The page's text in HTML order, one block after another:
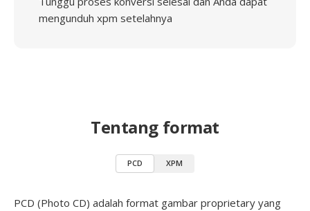
mengunduh xpm setelahnya
Tentang format
PCD XPM
PCD (Photo CD) adalah format gambar proprietary yang